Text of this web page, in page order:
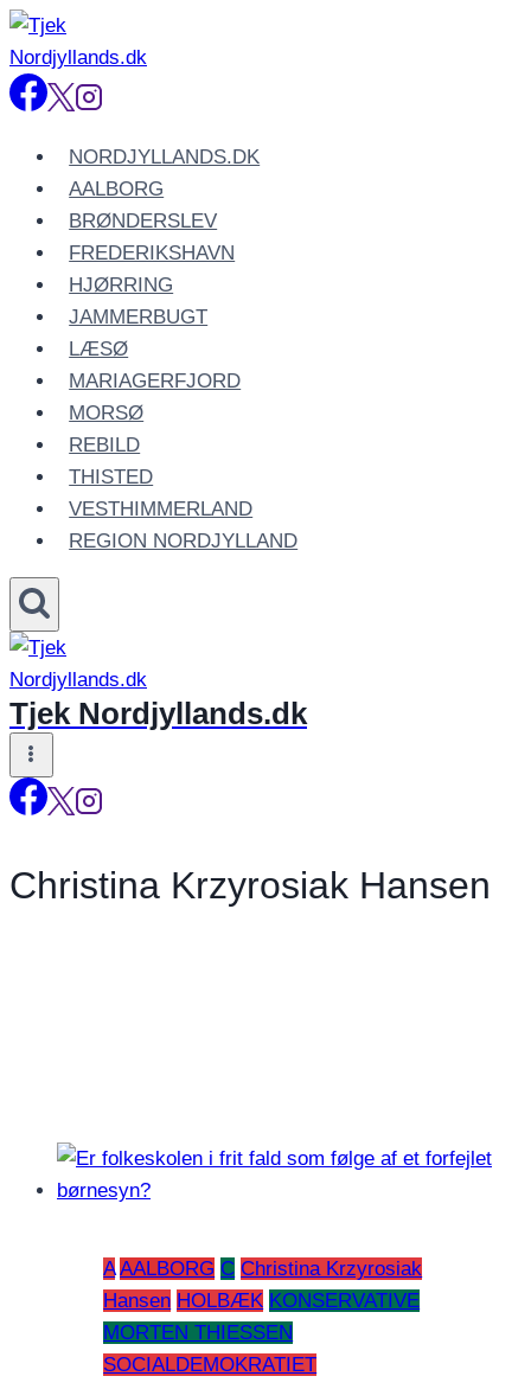
Fortsæt
til
indhold
NORDJYLLANDS.DK
AALBORG
BRØNDERSLEV
FREDERIKSHAVN
HJØRRING
JAMMERBUGT
LÆSØ
MARIAGERFJORD
MORSØ
REBILD
THISTED
VESTHIMMERLAND
REGION NORDJYLLAND
Tjek Nordjyllands.dk
Christina Krzyrosiak Hansen
A AALBORG C Christina Krzyrosiak
Hansen HOLBÆK KONSERVATIVE
MORTEN THIESSEN
SOCIALDEMOKRATIET